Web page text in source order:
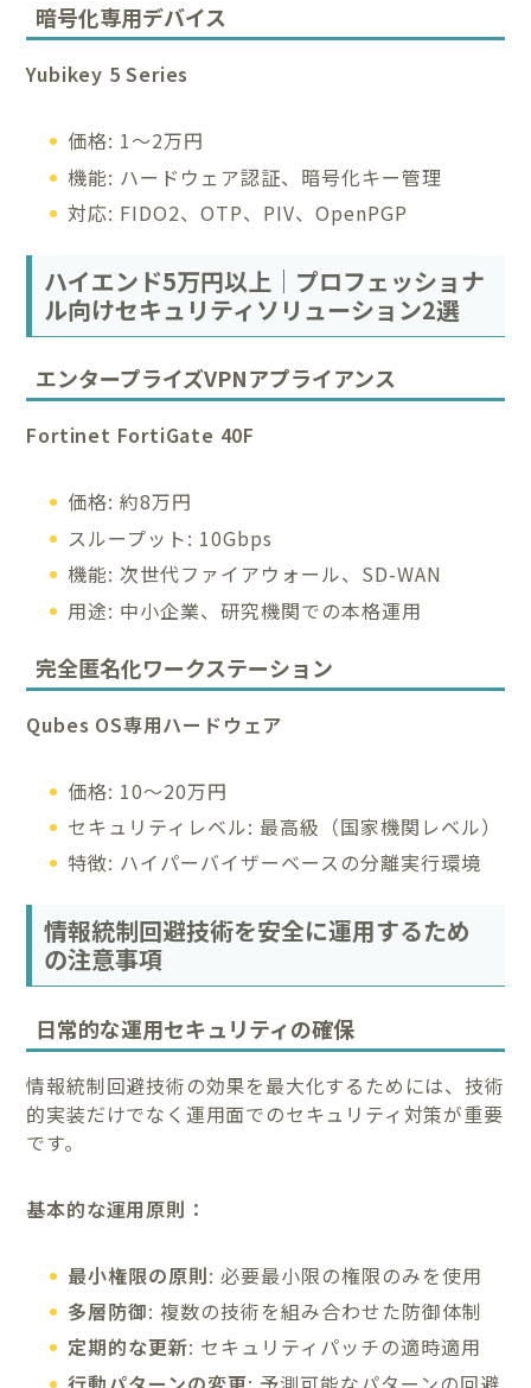
暗号化専用デバイス
Yubikey 5 Series
価格: 1〜2万円
機能: ハードウェア認証、暗号化キー管理
対応: FIDO2、OTP、PIV、OpenPGP
ハイエンド5万円以上｜プロフェッショナ
ル向けセキュリティソリューション2選
エンタープライズVPNアプライアンス
Fortinet FortiGate 40F
価格: 約8万円
スループット: 10Gbps
機能: 次世代ファイアウォール、SD-WAN
用途: 中小企業、研究機関での本格運用
完全匿名化ワークステーション
Qubes OS専用ハードウェア
価格: 10〜20万円
セキュリティレベル: 最高級（国家機関レベル）
特徴: ハイパーバイザーベースの分離実行環境
情報統制回避技術を安全に運用するため
の注意事項
日常的な運用セキュリティの確保
情報統制回避技術の効果を最大化するためには、技術
的実装だけでなく運用面でのセキュリティ対策が重要
です。
基本的な運用原則：
最小権限の原則: 必要最小限の権限のみを使用
多層防御: 複数の技術を組み合わせた防御体制
定期的な更新: セキュリティパッチの適時適用